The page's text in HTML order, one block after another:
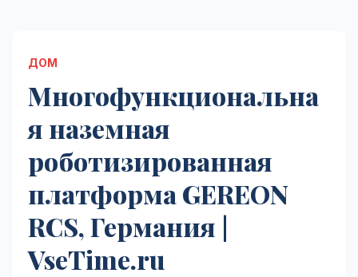
ДОМ
Многофункциональна
я наземная
роботизированная
платформа GEREON
RCS, Германия |
VseTime.ru